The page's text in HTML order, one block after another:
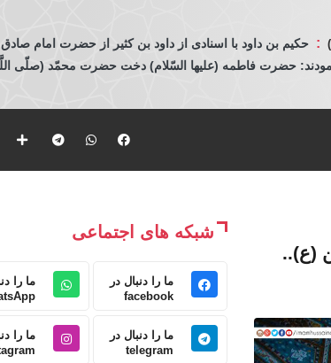
: حكيم بن داود با اسنادی از داود بن كثير از حضرت امام صادق
حضرت فاطمه (عليها السّلام) دخت حضرت محمّد (صلّى
(ع)..
شبکه های اجتماعی
ما را دنبال در
facebook
ما را
ما را دنبال در
telegram
ما را